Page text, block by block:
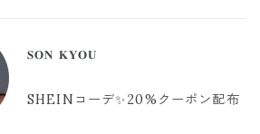
𝐒𝐎𝐍 𝐊𝐘𝐎𝐔
SHEINコーデ✨20%クーポン配布